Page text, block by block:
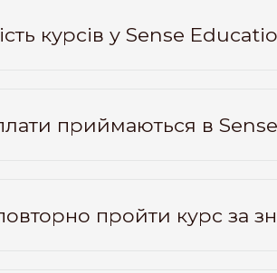
курсів у Sense
приймаються в
пройти курс за